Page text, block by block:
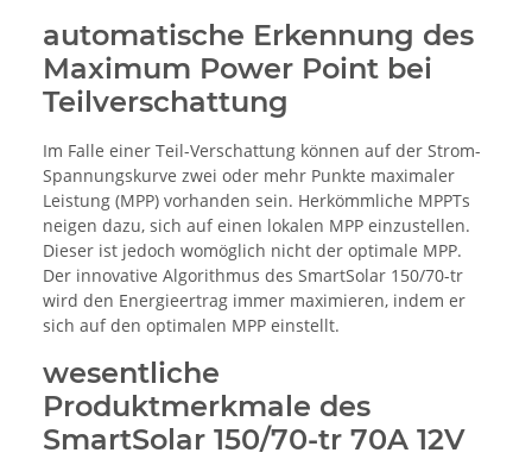
automatische Erkennung des
Maximum Power Point bei
Teilverschattung
Im Falle einer Teil-Verschattung können auf der Strom-
Spannungskurve zwei oder mehr Punkte maximaler
Leistung (MPP) vorhanden sein. Herkömmliche MPPTs
neigen dazu, sich auf einen lokalen MPP einzustellen.
Dieser ist jedoch womöglich nicht der optimale MPP.
Der innovative Algorithmus des SmartSolar 150/70-tr
wird den Energieertrag immer maximieren, indem er
sich auf den optimalen MPP einstellt.
wesentliche
Produktmerkmale des
SmartSolar 150/70-tr 70A 12V